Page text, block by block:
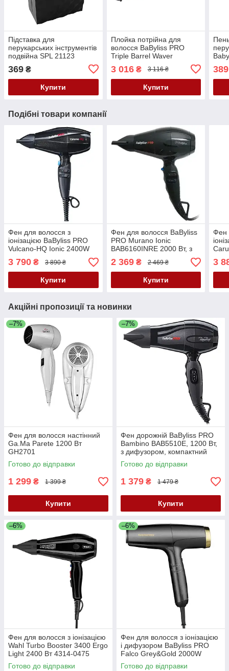
Підставка для
перукарських інструментів
подвійна SPL 21123
369 ₴
Купити
Плойка потрійна для
волосся BaByliss PRO
Triple Barrel Waver
3 016₴ 3 116 ₴
Купити
389
Подібні товари компанії
Фен для волосся з
іонізацією BaByliss PRO
Vulcano-HQ Ionic 2400W
BAB6980IE
3 790 ₴ 3 890 ₴
Купити
Фен для волосся BaByliss
PRO Murano Ionic
BAB6160INRE 2000 Вт, з
іонізацією
2 369₴ 2 469 ₴
Купити
Фен
год,
3
Акційні пропозиції та новинки
–7%
Фен для волосся настінний
Ga.Ma Parete 1200 Вт
GH2701
Готово до відправки
1 299 ₴ 1 399 ₴
Купити
–7%
Фен дорожній BaByliss PRO
Bambino BAB5510E, 1200 Вт,
з дифузором, компактний
Готово до відправки
1 379 ₴ 1 479 ₴
Купити
–6%
Фен для волосся з іонізацією
Wahl Turbo Booster 3400 Ergo
Light 2400 Вт 4314-0475
Готово до відправки
–6%
Фен для волосся з іонізацією
і дифузором BaByliss PRO
Falco Grey&Gold 2000W
BAB8550E
Готово до відправки